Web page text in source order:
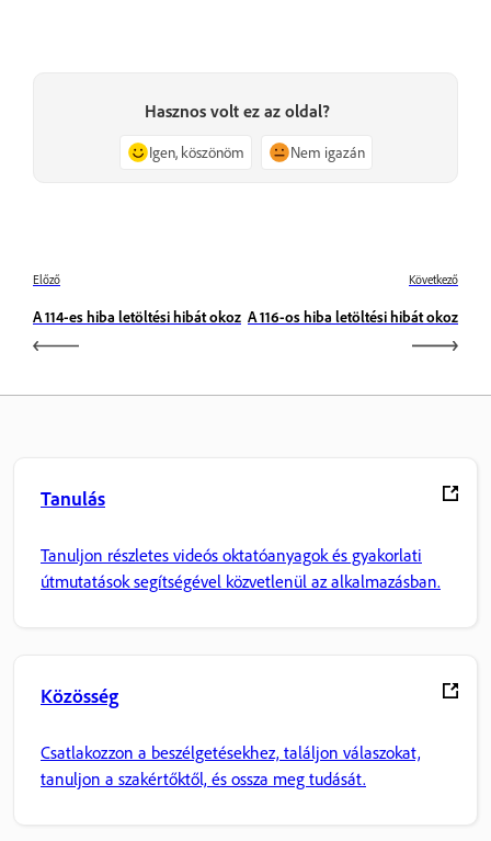
Hasznos volt ez az oldal?
Igen, köszönöm Nem igazán
Előző
A 114-es hiba letöltési hibát okoz
Következő
A 116-os hiba letöltési hibát okoz
Tanulás
Tanuljon részletes videós oktatóanyagok és gyakorlati
útmutatások segítségével közvetlenül az alkalmazásban.
Közösség
Csatlakozzon a beszélgetésekhez, találjon válaszokat,
tanuljon a szakértőktől, és ossza meg tudását.